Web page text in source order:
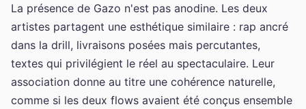
La présence de Gazo n'est pas anodine. Les deux
artistes partagent une esthétique similaire : rap ancré
dans la drill, livraisons posées mais percutantes,
textes qui privilégient le réel au spectaculaire. Leur
association donne au titre une cohérence naturelle,
comme si les deux flows avaient été conçus ensemble